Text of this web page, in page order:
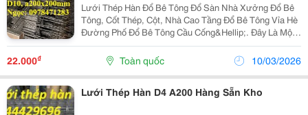
Lưới Thép Hàn Đổ Bê Tông Đổ Sàn Nhà Xưởng Đổ Bê
Tông, Cốt Thép, Cột, Nhà Cao Tầng Đổ Bê Tông Vỉa Hè
Đường Phố Đổ Bê Tông Cầu Cống&Hellip;. Đây Là Một
Trong Những Lĩnh Vực Ứng Dụng Nhiều Nhất Các Sản
Phẩm Lưới Thép Hàn. Vì Vậy, Các Mẫu Lưới...
22.000₫ Toàn quốc 10/03/2026
Lưới Thép Hàn D4 A200 Hàng Sẵn Kho